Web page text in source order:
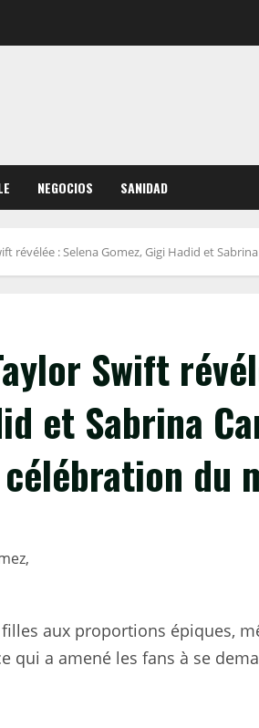
NEGOCIOS SANIDAD
révélée : Selena Gomez, Gigi Hadid et
Swift
et Sabrina
du
aux proportions épiques,
qui a amené les fans à se